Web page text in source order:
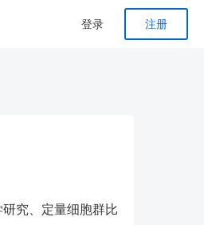
登录 注册
究、定量细胞群比